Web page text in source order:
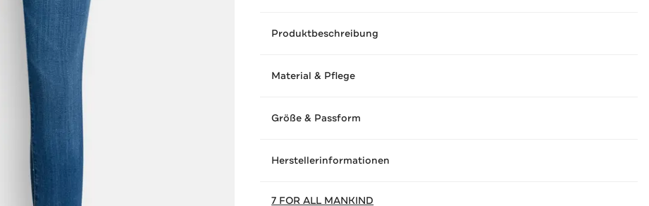
Produktbeschreibung
Material & Pflege
Größe & Passform
Herstellerinformationen
7 FOR ALL MANKIND